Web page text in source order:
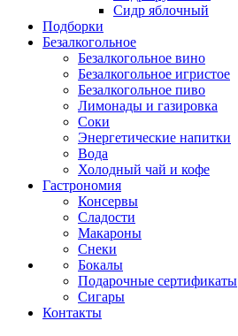
Сидр яблочный
Подборки
Безалкогольное
Безалкогольное вино
Безалкогольное игристое
Безалкогольное пиво
Лимонады и газировка
Соки
Энергетические напитки
Вода
Холодный чай и кофе
Гастрономия
Консервы
Сладости
Макароны
Снеки
Бокалы
Подарочные сертификаты
Сигары
Контакты